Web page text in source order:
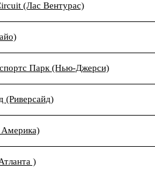
(Лас Вентурас)
Парк (Нью-Джерси)
(Риверсайд)
Америка)
)